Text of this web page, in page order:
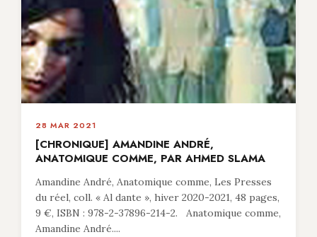
28 MAR 2021
[CHRONIQUE] AMANDINE ANDRÉ,
ANATOMIQUE COMME, PAR AHMED SLAMA
Amandine André, Anatomique comme, Les Presses
du réel, coll. « Al dante », hiver 2020-2021, 48 pages,
9 €, ISBN : 978-2-37896-214-2. Anatomique comme,
Amandine André....